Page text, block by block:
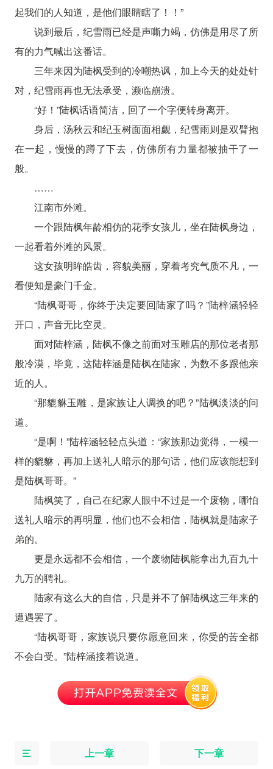
起我们的人知道，是他们眼睛瞎了！！”
说到最后，纪雪雨已经是声嘶力竭，仿佛是用尽了所
有的力气喊出这番话。
三年来因为陆枫受到的冷嘲热讽，加上今天的处处针
对，纪雪雨再也无法承受，濒临崩溃。
“好！”陆枫话语简洁，回了一个字便转身离开。
身后，汤秋云和纪玉树面面相觑，纪雪雨则是双臂抱
在一起，慢慢的蹲了下去，仿佛所有力量都被抽干了一
般。
……
江南市外滩。
一个跟陆枫年龄相仿的花季女孩儿，坐在陆枫身边，
一起看着外滩的风景。
这女孩明眸皓齿，容貌美丽，穿着考究气质不凡，一
看便知是豪门千金。
“陆枫哥哥，你终于决定要回陆家了吗？”陆梓涵轻轻
开口，声音无比空灵。
面对陆梓涵，陆枫不像之前面对玉雕店的那位老者那
般冷漠，毕竟，这陆梓涵是陆枫在陆家，为数不多跟他亲
近的人。
“那貔貅玉雕，是家族让人调换的吧？”陆枫淡淡的问
道。
“是啊！”陆梓涵轻轻点头道：“家族那边觉得，一模一
样的貔貅，再加上送礼人暗示的那句话，他们应该能想到
是陆枫哥哥。”
陆枫笑了，自己在纪家人眼中不过是一个废物，哪怕
送礼人暗示的再明显，他们也不会相信，陆枫就是陆家子
弟的。
更是永远都不会相信，一个废物陆枫能拿出九百九十
九万的聘礼。
陆家有这么大的自信，只是并不了解陆枫这三年来的
遭遇罢了。
“陆枫哥哥，家族说只要你愿意回来，你受的苦全都
不会白受。”陆梓涵接着说道。
上一章 下一章